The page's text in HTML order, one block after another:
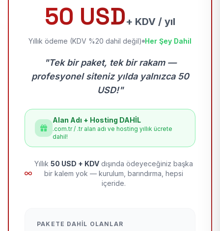
50 USD+ KDV / yıl
Yıllık ödeme (KDV %20 dahil değil) Her Şey Dahil
"Tek bir paket, tek bir rakam —
profesyonel siteniz yılda yalnızca 50
USD!"
Alan Adı + Hosting DAHİL
.com.tr / .tr alan adı ve hosting yıllık ücrete
dahil!
Yıllık 50 USD + KDV dışında ödeyeceğiniz başka
bir kalem yok — kurulum, barındırma, hepsi
içeride.
PAKETE DAHIL OLANLAR